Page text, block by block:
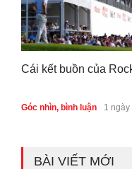
Cái kết buồn của
Góc nhìn, bình luận 1
BÀI VIẾT MỚI